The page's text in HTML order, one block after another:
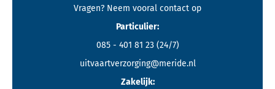
Vragen? Neem vooral contact op
Particulier:
085 - 401 81 23 (24/7)
uitvaartverzorging@meride.nl
Zakelijk: